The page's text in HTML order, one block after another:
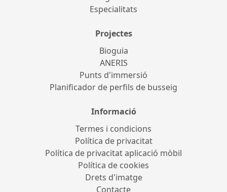
Especialitats
Projectes
Bioguia
ANERIS
Punts d'immersió
Planificador de perfils de busseig
Informació
Termes i condicions
Política de privacitat
Política de privacitat aplicació mòbil
Política de cookies
Drets d'imatge
Contacte